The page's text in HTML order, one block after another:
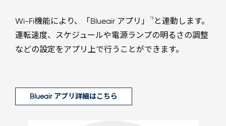
Wi-Fi機能により、「Blueair アプリ」 *3 と連動します。
運転速度、スケジュールや電源ランプの明るさの調整
などの設定をアプリ上で行うことができます。
Blueair アプリ詳細はこちら